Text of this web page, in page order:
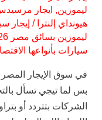
ليموزين, ايجار
هيونداي إلنترا
/ إيجار
ليموزين بسائق مصر 2026،
سيارات بأنواعها
في سوق الإيجار
بس لما تيجي تسأل
الشركات بتتردد أو